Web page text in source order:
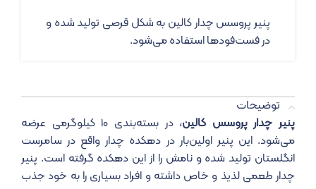
پنیر پروسس چدار کالین به شکل قرصی تولید شده و
در فست‌فودها استفاده می‌شود.
توضیحات
پنیر چدار پروسس کالین
، در بسته‌بندی ۱۰ کیلوگرمی عرضه
می‌شود. این پنیر اولین‌بار در دهکده چدار واقع در سامرست
انگلستان تولید شده و نامش را از این دهکده گرفته است. پنیر
چدار طعمی لذیذ و خاص داشته و افراد بسیاری را به خود جذب